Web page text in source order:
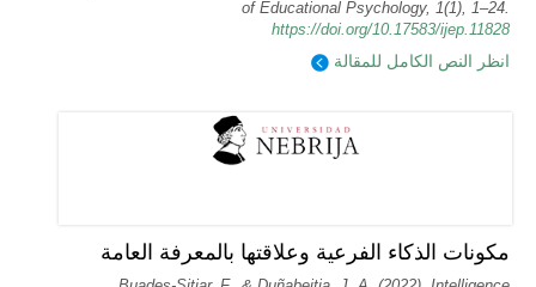
of Educational Psychology, 1(1), 1–24.
https://doi.org/10.17583/ijep.11828
انظر النص الكامل للمقالة
مكونات الذكاء الفرعية وعلاقتها بالمعرفة العامة